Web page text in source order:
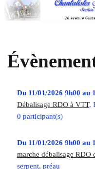
contenu
Du 11/01/2026 9h00 au
Débalisage RDO à VTT,
0 participant(s)
Du 11/01/2026 9h00 au
marche débalisage RDO
serpent, préau